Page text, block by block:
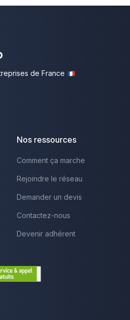
de France
Nos ressources
Comment ça marche
Rejoindre le réseau
Demander un devis
Contactez-nous
Devenir adhérent